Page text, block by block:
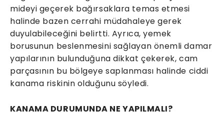
mideyi geçerek bağırsaklara temas etmesi
halinde bazen cerrahi müdahaleye gerek
duyulabileceğini belirtti. Ayrıca, yemek
borusunun beslenmesini sağlayan önemli damar
yapılarının bulunduğuna dikkat çekerek, cam
parçasının bu bölgeye saplanması halinde ciddi
kanama riskinin olduğunu söyledi.
KANAMA DURUMUNDA NE YAPILMALI?